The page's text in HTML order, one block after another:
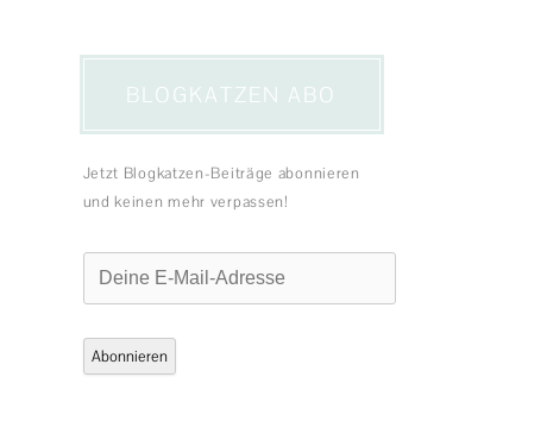
BLOGKATZEN ABO
Jetzt Blogkatzen-Beiträge abonnieren
und keinen mehr verpassen!
Deine
Adresse
Abonnieren